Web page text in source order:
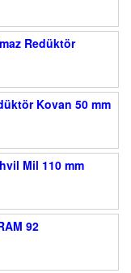
Redüktör
Kovan 50 mm
Mil 110 mm
92